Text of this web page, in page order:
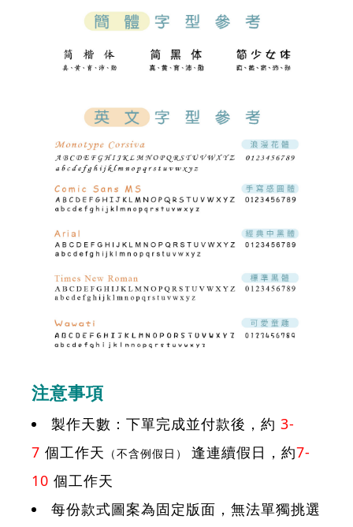
注意事項
製作天數：下單完成並付款後，約 3-
7 個工作天 （不含例假日） 逢連續假日，約7-
10 個工作天
每份款式圖案為固定版面，無法單獨挑選